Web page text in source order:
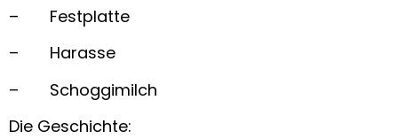
– Festplatte
– Harasse
– Schoggimilch
Die Geschichte: